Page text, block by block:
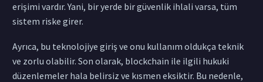
erişimi vardır. Yani, bir yerde bir güvenlik ihlali varsa, tüm
sistem riske girer.
Ayrıca, bu teknolojiye giriş ve onu kullanım oldukça teknik
ve zorlu olabilir. Son olarak, blockchain ile ilgili hukuki
düzenlemeler hala belirsiz ve kısmen eksiktir. Bu nedenle,